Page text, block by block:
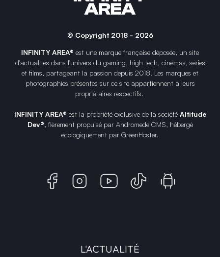
© Copyright 2018 - 2026
INFINITY AREA® est une marque française déposée, un site
d'actualités dans l'univers du gaming, high tech, cinémas, séries
et films, partageant la passion depuis 2018. Les marques et
photographies présentes sur ce site appartiennent à leurs
propriétaires respectifs.
INFINITY AREA® est la propriété exclusive de la société Altitude
Dev®, fièrement propulsé par Andromede CMS, hébergé
écologiquement par GreenHoster.
L'ACTUALITÉ